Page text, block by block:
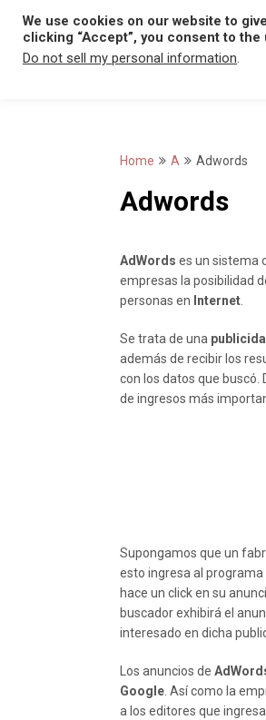
content
Home A Adwords
Adwords
AdWords es un sistema
empresas la posibilidad
personas en Internet
Se trata de una
además de recibir los
con los datos que buscó.
de ingresos más
Supongamos que un
esto ingresa al programa
hace un click en su
buscador exhibirá el
interesado en dicha
Los anuncios de
Google . Así como la
a los editores que
We use cookies on our website to
clicking “Accept”, you consent to
Do not sell my personal information.